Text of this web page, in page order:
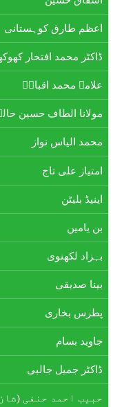
اعظم طارق کوہستانی
ڈاکٹر محمد افتخار
علامہ محمد اقبالؒ
مولانا الطاف حسین
محمد الیاس نواز
امتیاز علی تاج
اینیڈ بلیٹن
بن یامین
بہزاد لکھنوی
بینا صدیقی
پطرس بخاری
جاوید بسام
ڈاکٹر جمیل جالبی
حبیب احمد حنفی